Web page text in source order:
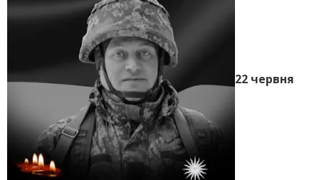
22 червня